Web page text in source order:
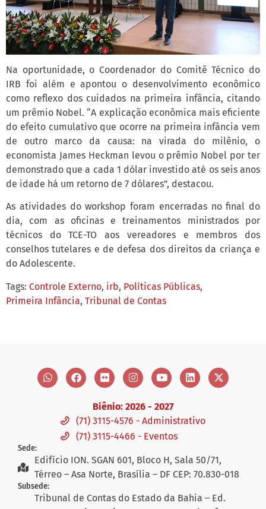
Na oportunidade, o Coordenador do Comitê Técnico do
IRB foi além e apontou o desenvolvimento econômico
como reflexo dos cuidados na primeira infância, citando
um prêmio Nobel. “A explicação econômica mais eficiente
do efeito cumulativo que ocorre na primeira infância vem
de outro marco da causa: na virada do milênio, o
economista James Heckman levou o prêmio Nobel por ter
demonstrado que a cada 1 dólar investido até os seis anos
de idade há um retorno de 7 dólares”, destacou.
As atividades do workshop foram encerradas no final do
dia, com as oficinas e treinamentos ministrados por
técnicos do TCE-TO aos vereadores e membros dos
conselhos tutelares e de defesa dos direitos da criança e
do Adolescente.
Tags: Controle Externo, irb, Políticas Públicas,
Primeira Infância, Tribunal de Contas
Biênio: 2026 - 2027
(71) 3115-4576 - Administrativo
(71) 3115-4466 - Eventos
Sede:
Edifício ION. SGAN 601, Bloco H, Sala 50/71,
Térreo – Asa Norte, Brasília – DF CEP: 70.830-018
Subsede:
Tribunal de Contas do Estado da Bahia – Ed.